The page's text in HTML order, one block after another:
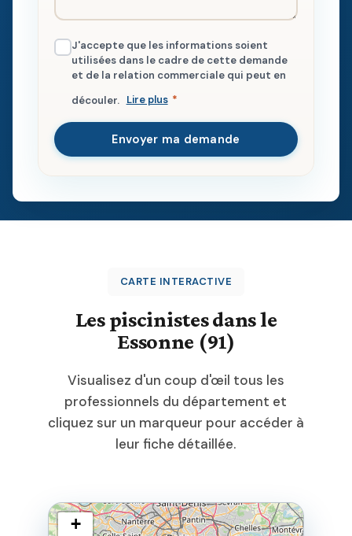
J'accepte que les informations soient
utilisées dans le cadre de cette demande
et de la relation commerciale qui peut en
découler. Lire plus *
Envoyer ma demande
CARTE INTERACTIVE
Les piscinistes dans le
Essonne (91)
Visualisez d'un coup d'œil tous les
professionnels du département et
cliquez sur un marqueur pour accéder à
leur fiche détaillée.
+